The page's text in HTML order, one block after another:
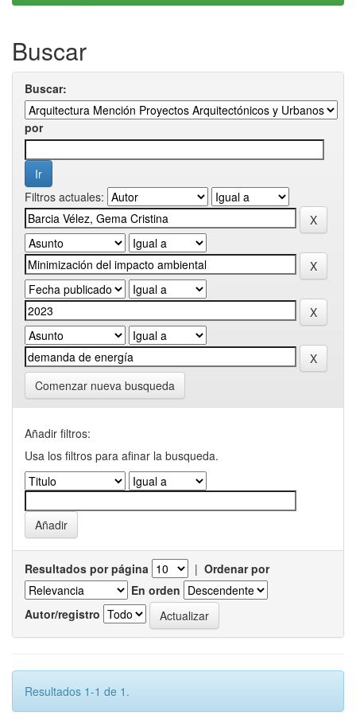
Buscar
Buscar:
por
Filtros actuales:
Comenzar nueva busqueda
Añadir filtros:
Usa los filtros para afinar la busqueda.
Resultados por página | Ordenar por
En orden
Autor/registro
Resultados 1-1 de 1.